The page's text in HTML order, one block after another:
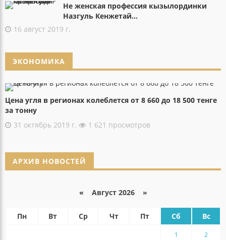
Не женская профессия кызылординки
Назгуль Кенжетай...
16 август 2019 г.
ЭКОНОМИКА
Цена угля в регионах колеблется от 8 660 до 18 500 тенге
за тонну
31 октябрь 2019 г.
1 621 просмотров
АРХИВ НОВОСТЕЙ
« Август 2026 »
Пн Вт Ср Чт Пт Сб Вс
1 2